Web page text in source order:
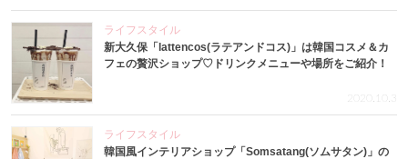
ライフスタイル
新大久保「lattencos(ラテアンドコス)」は韓国コスメ＆カ
フェの贅沢ショップ♡ドリンクメニューや場所をご紹介！
2020.10.3
ライフスタイル
韓国風インテリアショップ「Somsatang(ソムサタン)」の